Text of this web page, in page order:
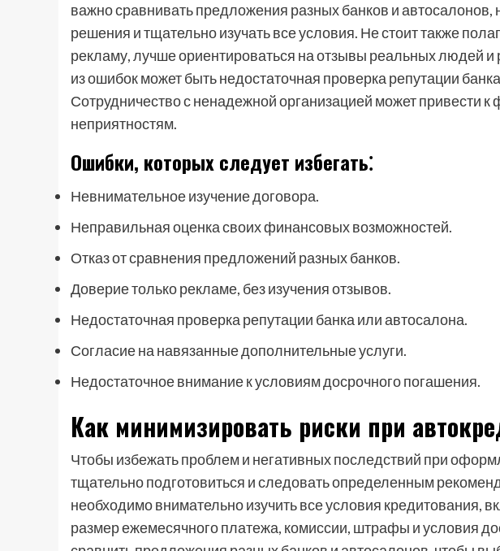
важно сравнивать предложения разных банков и автосалонов,
решения и тщательно изучать все условия. Не стоит также
рекламу, лучше ориентироваться на отзывы реальных людей
из ошибок может быть недостаточная проверка репутации
Сотрудничество с ненадежной организацией может привести
неприятностям.
Ошибки, которых следует избегать⁚
Невнимательное изучение договора.
Неправильная оценка своих финансовых возможностей.
Отказ от сравнения предложений разных банков.
Доверие только рекламе, без изучения отзывов.
Недостаточная проверка репутации банка или автосалона.
Согласие на навязанные дополнительные услуги.
Недостаточное внимание к условиям досрочного погашения.
Как минимизировать риски при
Чтобы избежать проблем и негативных последствий при
тщательно подготовиться и следовать определенным
необходимо внимательно изучить все условия кредитования,
размер ежемесячного платежа, комиссии, штрафы и условия